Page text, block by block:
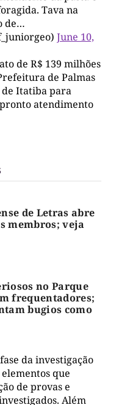
Tava na
de…
June 10,
de R$ 139 milhões
de Palmas
de Itatiba para
atendimento
de Letras abre
membros; veja
no Parque
frequentadores;
bugios como
da investigação
que
de provas e
Além